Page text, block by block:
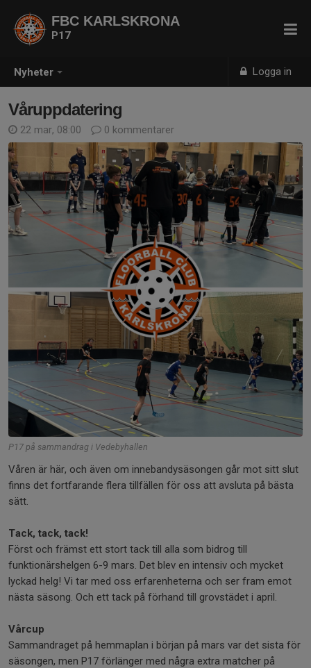
Nyheter Logga in
FBC KARLSKRONA
P17
Våruppdatering
22 mar, 08:00 0 kommentarer
P17 på sammandrag i Vedebyhallen
Våren är här, och även om innebandysäsongen går mot sitt slut
finns det fortfarande flera tillfällen för oss att avsluta på bästa
sätt.
Tack, tack, tack!
Först och främst ett stort tack till alla som bidrog till
funktionärshelgen 6-9 mars. Det blev en intensiv och mycket
lyckad helg! Vi tar med oss erfarenheterna och ser fram emot
nästa säsong. Och ett tack på förhand till grovstädet i april.
Vårcup
Sammandraget på hemmaplan i början på mars var det sista för
säsongen, men P17 förlänger med några extra matcher på